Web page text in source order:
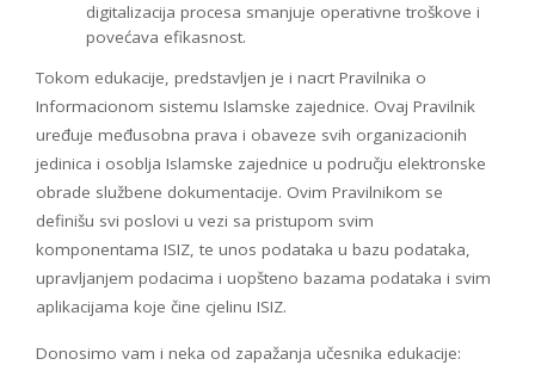
digitalizacija procesa smanjuje operativne troškove i
povećava efikasnost.
Tokom edukacije, predstavljen je i nacrt Pravilnika o
Informacionom sistemu Islamske zajednice. Ovaj Pravilnik
uređuje međusobna prava i obaveze svih organizacionih
jedinica i osoblja Islamske zajednice u području elektronske
obrade službene dokumentacije. Ovim Pravilnikom se
definišu svi poslovi u vezi sa pristupom svim
komponentama ISIZ, te unos podataka u bazu podataka,
upravljanjem podacima i uopšteno bazama podataka i svim
aplikacijama koje čine cjelinu ISIZ.
Donosimo vam i neka od zapažanja učesnika edukacije: